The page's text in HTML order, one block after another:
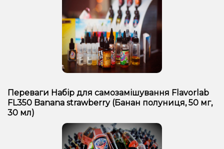
Переваги Набір для самозамішування Flavorlab
FL350 Banana strawberry (Банан полуниця, 50 мг,
30 мл)